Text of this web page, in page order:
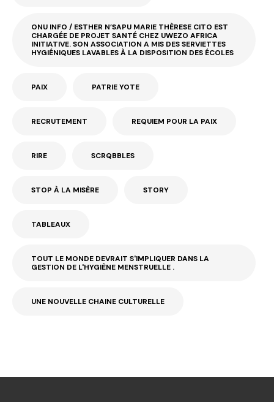
ONU INFO / ESTHER N’SAPU MARIE THÈRESE CITO EST
CHARGÉE DE PROJET SANTÉ CHEZ UWEZO AFRICA
INITIATIVE. SON ASSOCIATION A MIS DES SERVIETTES
HYGIÉNIQUES LAVABLES À LA DISPOSITION DES ÉCOLES
PAIX PATRIE YOTE
RECRUTEMENT REQUIEM POUR LA PAIX
RIRE SCRQBBLES
STOP À LA MISÈRE STORY
TABLEAUX
TOUT LE MONDE DEVRAIT S'IMPLIQUER DANS LA
GESTION DE L'HYGIÈNE MENSTRUELLE .
UNE NOUVELLE CHAINE CULTURELLE